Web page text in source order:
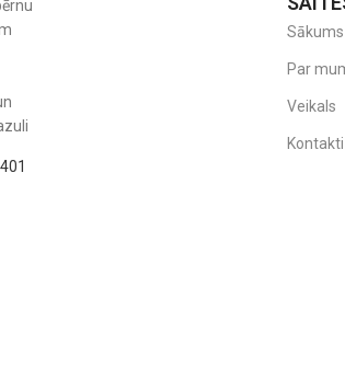
Sākums
Par
Veikals
Kontakti